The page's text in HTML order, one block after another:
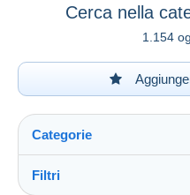
Cerca nella
1.154
Categorie
Filtri